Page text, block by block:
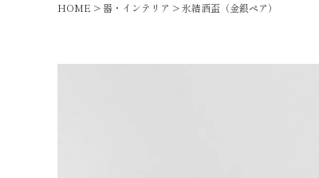
HOME 器・インテリア 氷結酒盃（金銀ペア）